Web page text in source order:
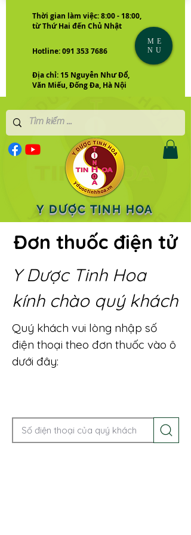
Thời gian làm việc: 8:00 - 18:00,
từ Thứ Hai đến Chủ Nhật
Hotline: 091 353 7686
Địa chỉ: 15 Nguyễn Như Đổ,
Văn Miếu, Đống Đa, Hà Nội
Y DƯỢC TINH HOA
ME
NU
Đơn thuốc điện tử
Y Dược Tinh Hoa
kính chào quý khách
Quý khách vui lòng nhập số
điện thoại theo đơn thuốc vào ô
dưới đây: